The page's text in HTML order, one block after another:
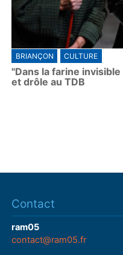
BRIANÇON CULTURE
"Dans la farine
et drôle au TDB
Contact
ram05
contact@ram05.fr